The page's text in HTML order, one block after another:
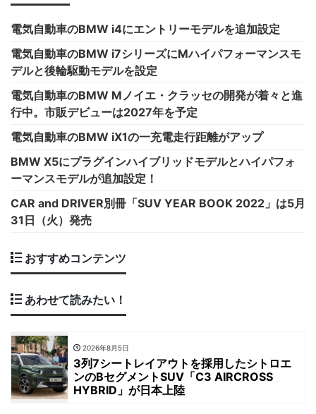
電気自動車のBMW i4にエントリーモデルを追加設定
電気自動車のBMW i7シリーズにMハイパフォーマンスモ
デルと後輪駆動モデルを設定
電気自動車のBMW Mノイエ・クラッセの開発が着々と進
行中。市販デビューは2027年を予定
電気自動車のBMW iX1の一充電走行距離がアップ
BMW X5にプラグインハイブリッドモデルとハイパフォ
ーマンスモデルが追加設定！
CAR and DRIVER別冊「SUV YEAR BOOK 2022」は5月
31日（火）発売
おすすめコンテンツ
あわせて読みたい！
2026年8月5日
3列7シートレイアウトを採用したシトロエ
ンのBセグメントSUV「C3 AIRCROSS
HYBRID」が日本上陸